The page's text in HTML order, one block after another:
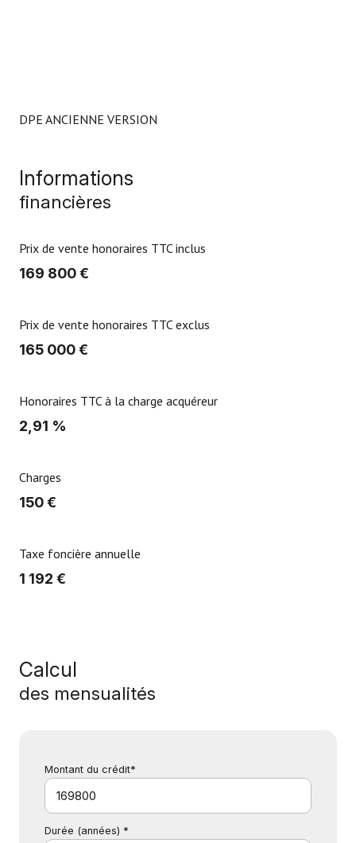
DPE ANCIENNE VERSION
Informations
financières
Prix de vente honoraires TTC inclus
169 800 €
Prix de vente honoraires TTC exclus
165 000 €
Honoraires TTC à la charge acquéreur
2,91 %
Charges
150 €
Taxe foncière annuelle
1 192 €
Calcul
des mensualités
Montant du crédit*
Durée (années) *